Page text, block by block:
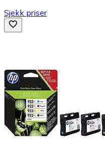
Sjekk priser